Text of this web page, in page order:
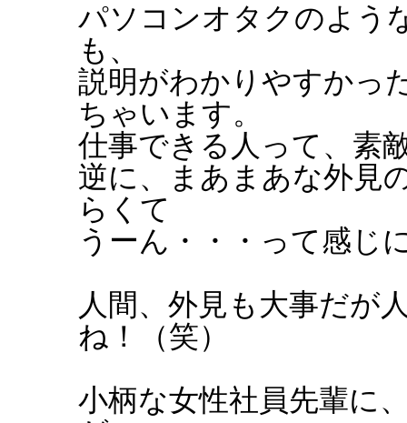
パソコンオタクのよう
も、
説明がわかりやすかっ
ちゃいます。
仕事できる人って、素
逆に、まあまあな外見
らくて
うーん・・・って感じ
人間、外見も大事だが
ね！（笑）
小柄な女性社員先輩に